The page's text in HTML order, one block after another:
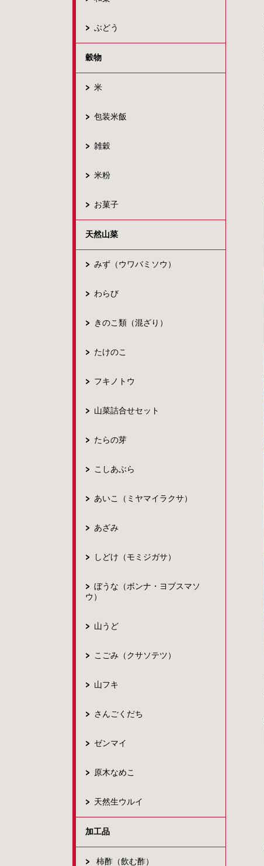
ぶどう
穀物
米
包装米飯
雑穀
米粉
お菓子
天然山菜
みず（ウワバミソウ）
わらび
きのこ類（混ざり）
たけのこ
フキノトウ
山菜詰合せセット
たらの芽
こしあぶら
あいこ（ミヤマイラクサ）
あざみ
しどけ（モミジガサ）
ぼうな（ボンナ・ヨブスマソ
ウ）
山うど
こごみ（クサソテツ）
山フキ
さんごくだち
ゼンマイ
原木なめこ
天然生ウルイ
加工品
柿酢（飲む酢）